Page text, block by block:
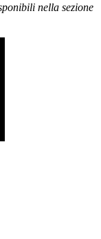
nella sezione